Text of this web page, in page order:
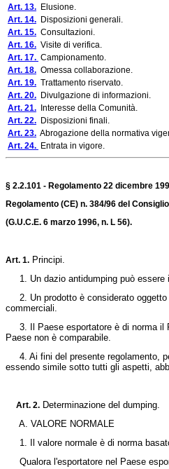
Art. 13. Elusione.
Art. 14. Disposizioni generali.
Art. 15. Consultazioni.
Art. 16. Visite di verifica.
Art. 17. Campionamento.
Art. 18. Omessa collaborazione.
Art. 19. Trattamento riservato.
Art. 20. Divulgazione di informazioni.
Art. 21. Interesse della Comunità.
Art. 22. Disposizioni finali.
Art. 23. Abrogazione della normativa
Art. 24. Entrata in vigore.
§ 2.2.101 - Regolamento 22 dicembre
Regolamento (CE) n. 384/96 del
(G.U.C.E. 6 marzo 1996, n. L 56).
Art. 1. Principi.
1. Un dazio antidumping può essere
2. Un prodotto è considerato oggetto
commerciali.
3. Il Paese esportatore è di norma il
Paese non è comparabile.
4. Ai fini del presente regolamento,
essendo simile sotto tutti gli aspetti,
Art. 2. Determinazione del dumping.
A. VALORE NORMALE
1. Il valore normale è di norma
Qualora l'esportatore nel Paese